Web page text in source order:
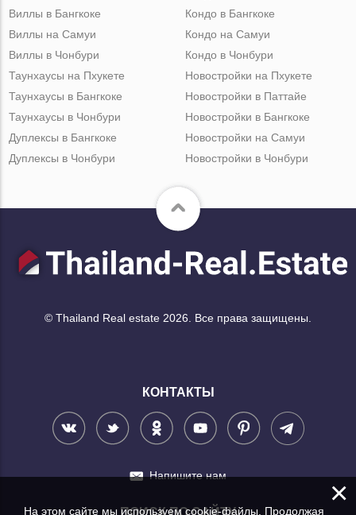
Виллы в Бангкоке
Виллы на Самуи
Виллы в Чонбури
Кондо в Бангкоке
Кондо на Самуи
Кондо в Чонбури
Таунхаусы на Пхукете
Таунхаусы в Бангкоке
Таунхаусы в Чонбури
Дуплексы в Бангкоке
Дуплексы в Чонбури
Новостройки на Пхукете
Новостройки в Паттайе
Новостройки в Бангкоке
Новостройки на Самуи
Новостройки в Чонбури
© Thailand Real estate 2026. Все права защищены.
КОНТАКТЫ
Напишите нам
ПОИСК ПО САЙТУ
×
На этом сайте мы используем cookie-файлы. Продолжая